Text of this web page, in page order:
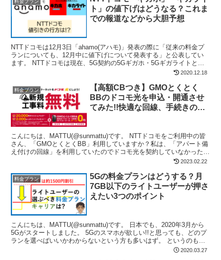
料金プラン
ト」の値下げはどうなる？これま
での報道などから大胆予想
NTTドコモは12月3日「ahamo(アハモ)」発表の際に「従来の料金プ
ランについても、12月中に値下げについて発表する」と公表してい
ます。 NTTドコモは現在、5G契約の5Gギガホ・5Gギガライトと、
2020.12.18
料金プラン
【高額CBつき】GMOとくとく
BBのドコモ光を申込・開通させ
てみた!!快適な回線、手続きの流
こんにちは、MATTU(@sunmattu)です。 NTTドコモをご利用中の皆
さん、「GMOとくとくBB」利用していますか？私は、「アパート備
え付けの回線」を利用していたのでドコモ光を契約していなかったの
2023.02.22
料金プラン
5Gの料金プランはどうする？月
7GB以下のライトユーザーが押さ
えたい3つのポイント
こんにちは、MATTU(@sunmattu)です。 日本でも、2020年3月から
5Gがスタートしました。 5Gのスマホが欲しい!!と思っても、どのプ
ランを選べばいいかわからないという方も多いはず。 というのも、
2020.03.27